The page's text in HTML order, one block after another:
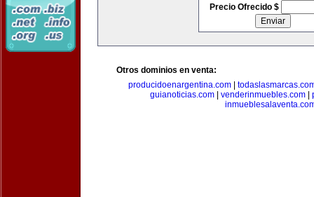
Precio Ofrecido $
Otros dominios en venta:
producidoenargentina.com|
guianoticias.com| venderinmuebles.com|